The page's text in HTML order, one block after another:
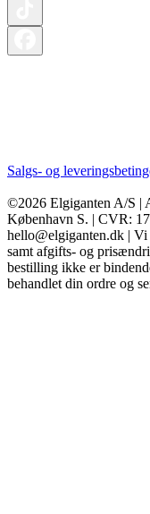
Salgs- og
©2026 Elgiganten A/S |
København S. | CVR:
hello@elgiganten.dk |
samt afgifts- og
bestilling ikke er
behandlet din ordre og